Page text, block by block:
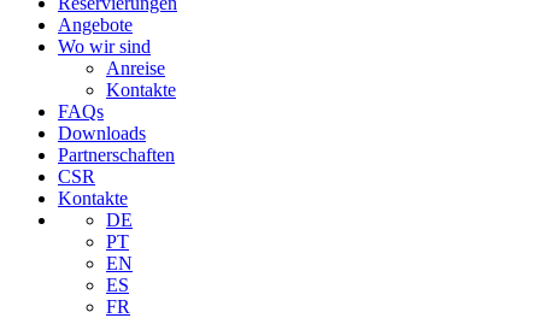
Angebote
Wo wir sind
Anreise
Kontakte
FAQs
Downloads
Partnerschaften
CSR
Kontakte
DE
PT
EN
ES
FR